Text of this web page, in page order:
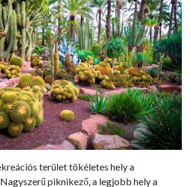
terület tökéletes hely a
piknikező, a legjobb hely a